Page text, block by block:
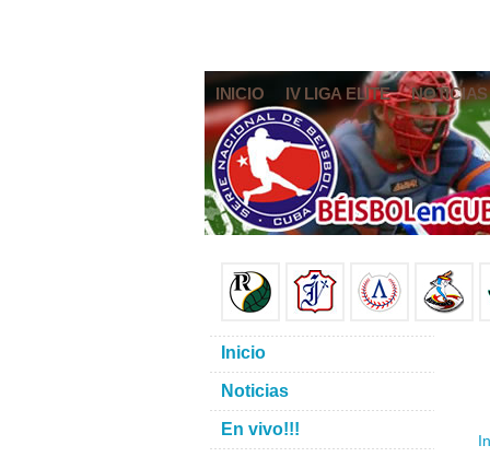
INICIO IV LIGA ELITE NOTICIAS
Inicio
Noticias
En vivo!!!